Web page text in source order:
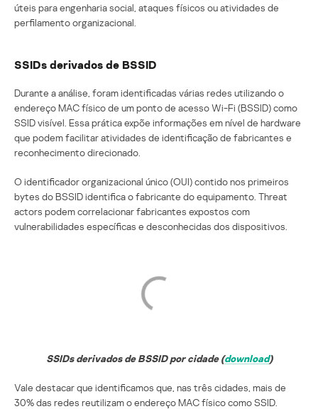
úteis para engenharia social, ataques físicos ou atividades de
perfilamento organizacional.
SSIDs derivados de BSSID
Durante a análise, foram identificadas várias redes utilizando o
endereço MAC físico de um ponto de acesso Wi-Fi (BSSID) como
SSID visível. Essa prática expõe informações em nível de hardware
que podem facilitar atividades de identificação de fabricantes e
reconhecimento direcionado.
O identificador organizacional único (OUI) contido nos primeiros
bytes do BSSID identifica o fabricante do equipamento. Threat
actors podem correlacionar fabricantes expostos com
vulnerabilidades específicas e desconhecidas dos dispositivos.
SSIDs derivados de BSSID por cidade (download)
Vale destacar que identificamos que, nas três cidades, mais de
30% das redes reutilizam o endereço MAC físico como SSID.